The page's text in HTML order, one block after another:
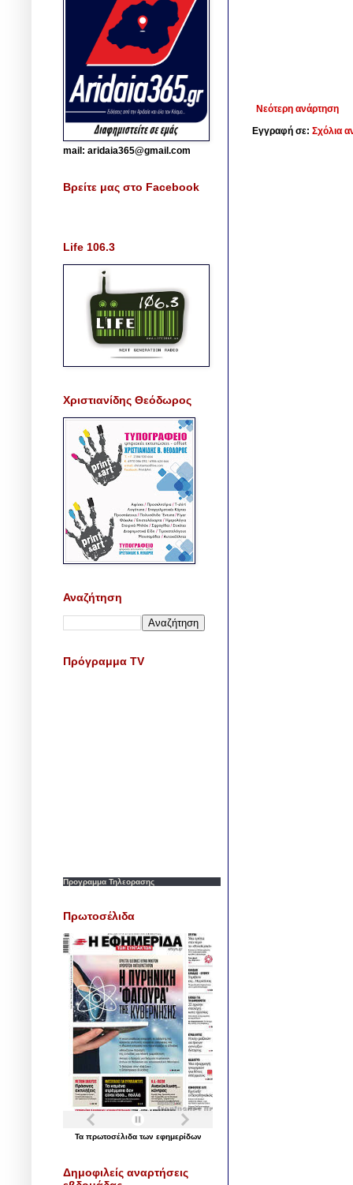
Νεότερη ανάρτηση
Εγγραφή σε: Σχόλια
mail: aridaia365@gmail.com
Βρείτε μας στο Facebook
Life 106.3
Χριστιανίδης Θεόδωρος
Αναζήτηση
Πρόγραμμα TV
Προγραμμα Τηλεορασης
Πρωτοσέλιδα
Τα πρωτοσέλιδα των εφημερίδων
Δημοφιλείς αναρτήσεις